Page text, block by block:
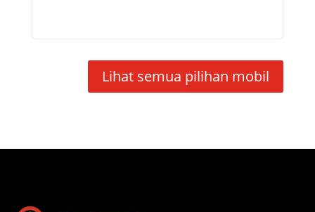
Lihat semua pilihan mobil